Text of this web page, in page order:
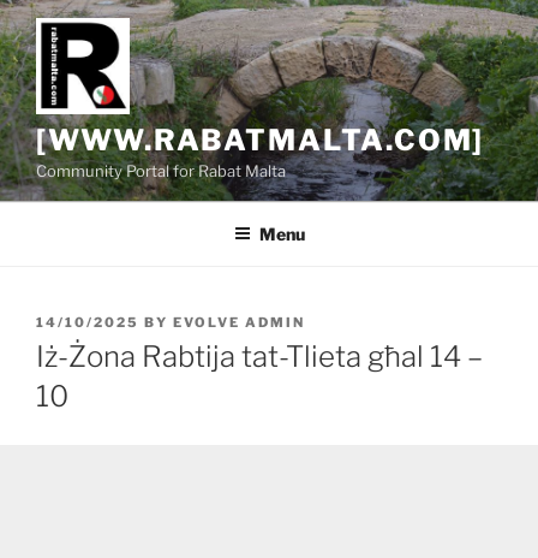
Skip
to
content
[WWW.RABATMALTA.COM]
Community Portal for Rabat Malta
Menu
POSTED
ON
14/10/2025 BY EVOLVE ADMIN
Iż-Żona Rabtija tat-Tlieta għal 14 –
10